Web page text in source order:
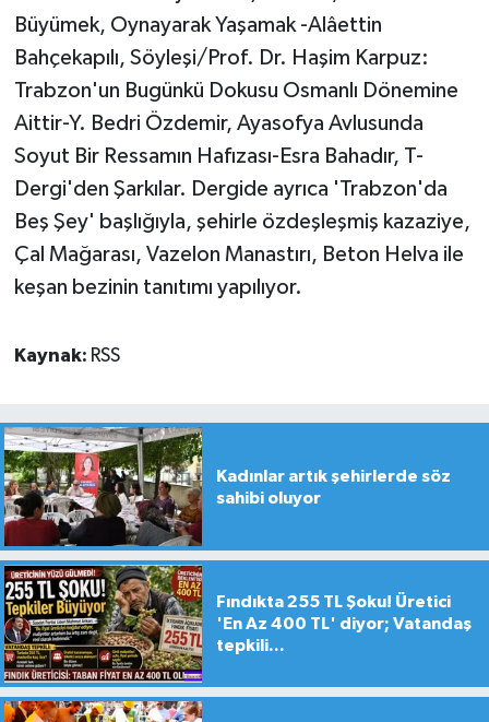
Büyümek, Oynayarak Yaşamak -Alâettin
Bahçekapılı, Söyleşi/Prof. Dr. Haşim Karpuz:
Trabzon'un Bugünkü Dokusu Osmanlı Dönemine
Aittir-Y. Bedri Özdemir, Ayasofya Avlusunda
Soyut Bir Ressamın Hafızası-Esra Bahadır, T-
Dergi'den Şarkılar. Dergide ayrıca 'Trabzon'da
Beş Şey' başlığıyla, şehirle özdeşleşmiş kazaziye,
Çal Mağarası, Vazelon Manastırı, Beton Helva ile
keşan bezinin tanıtımı yapılıyor.
Kaynak: RSS
Kadınlar artık şehirlerde söz
sahibi oluyor
Fındıkta 255 TL Şoku! Üretici
'En Az 400 TL' diyor; Vatandaş
tepkili...